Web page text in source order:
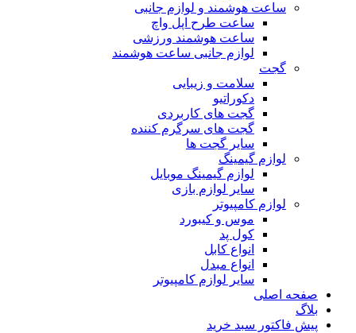
ساعت هوشمند و لوازم جانبی
ساعت طرح اپل واچ
ساعت هوشمند ورزشی
لوازم جانبی ساعت هوشمند
گجت
سلامت و زیبایی
دکوراتیو
گجت های کاربردی
گجت های سرگرم کننده
سایر گجت ها
لوازم گیمینگ
لوازم گیمینگ موبایل
سایر لوازم بازی
لوازم کامپیوتر
موس و کیبورد
کول پد
انواع کابل
انواع مبدل
سایر لوازم کامپیوتر
صفحه اصلی
بلاگ
پیش فاکتور سبد خرید